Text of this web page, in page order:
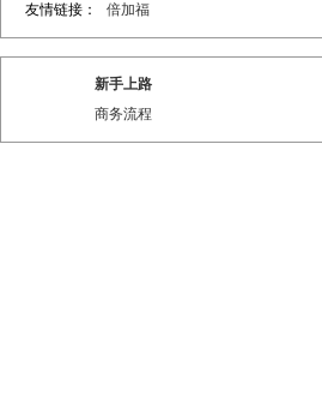
友情链接： 倍加福
新手上路
商务流程